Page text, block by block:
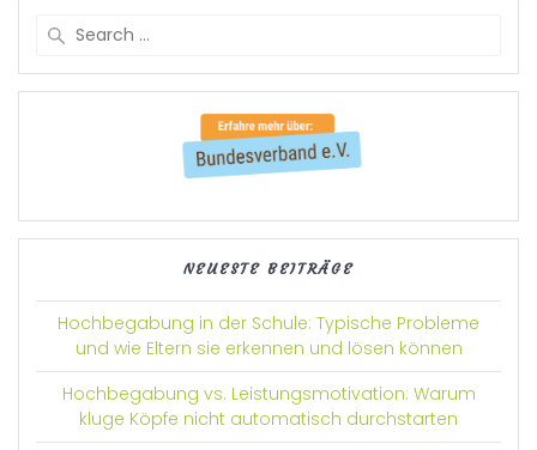
NEUESTE BEITRÄGE
Hochbegabung in der Schule: Typische Probleme
und wie Eltern sie erkennen und lösen können
Hochbegabung vs. Leistungsmotivation: Warum
kluge Köpfe nicht automatisch durchstarten